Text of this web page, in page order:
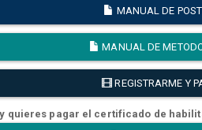
MANUAL DE
MANUAL DE
REGISTRARME Y
quieres pagar el certificado de